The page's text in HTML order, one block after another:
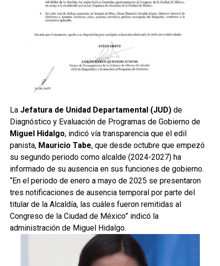
La Jefatura de Unidad Departamental (JUD) de
Diagnóstico y Evaluación de Programas de Gobierno de
Miguel Hidalgo, indicó vía transparencia que el edil
panista, Mauricio Tabe, que desde octubre que empezó
su segundo periodo como alcalde (2024-2027) ha
informado de su ausencia en sus funciones de gobierno.
“En el periodo de enero a mayo de 2025 se presentaron
tres notificaciones de ausencia temporal por parte del
titular de la Alcaldía, las cuáles fueron remitidas al
Congreso de la Ciudad de México” indicó la
administración de Miguel Hidalgo.